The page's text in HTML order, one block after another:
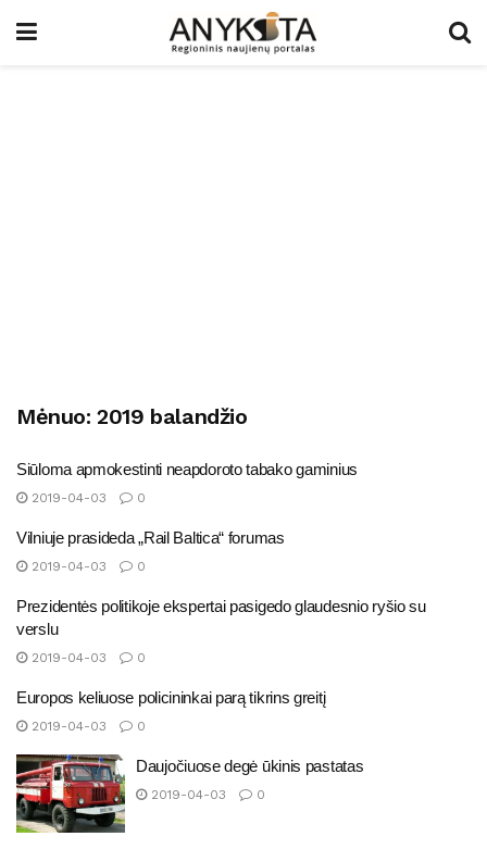
Mėnuo:2019 balandžio
Siūloma apmokestinti neapdoroto tabako gaminius
2019-04-03 0
Vilniuje prasideda „Rail Baltica“ forumas
2019-04-03 0
Prezidentės politikoje ekspertai pasigedo glaudesnio ryšio su
verslu
2019-04-03 0
Europos keliuose policininkai parą tikrins greitį
2019-04-03 0
Daujočiuose degė ūkinis pastatas
2019-04-03 0